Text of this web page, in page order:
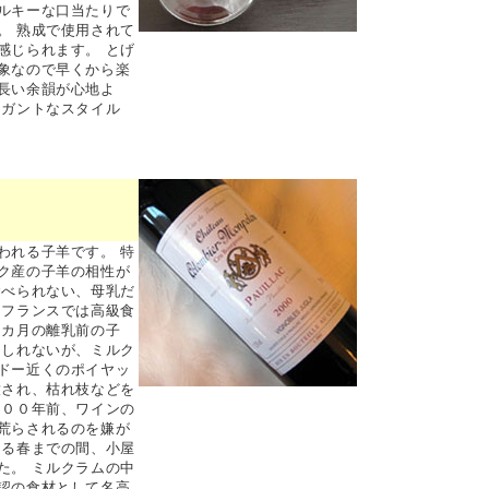
キーな口当たりで
熟成で使用されて
じられます。 とげ
なので早くから楽
い余韻が心地よ
ントなスタイル
れる子羊です。 特
産の子羊の相性が
られない、母乳だ
ランスでは高級食
月の離乳前の子
れないが、ミルク
ー近くのポイヤッ
れ、枯れ枝などを
０年前、ワインの
らされるのを嫌が
春までの間、小屋
。 ミルクラムの中